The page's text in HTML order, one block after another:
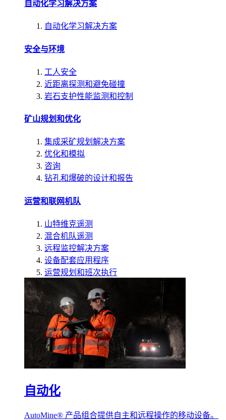
自动化学习解决方案
自动化学习解决方案
安全与环境
工人安全
近距离探测和避免碰撞
岩石支护性能监测和控制
矿山规划和优化
集成采矿规划解决方案
优化和模拟
咨询
钻孔和爆破的设计和报告
运营和联网机队
山特维克遥测
混合机队遥测
远程监控解决方案
设备配套应用程序
运营规划和班次执行
自动化
AutoMine® 产品组合提供自主和远程操作的移动设备。